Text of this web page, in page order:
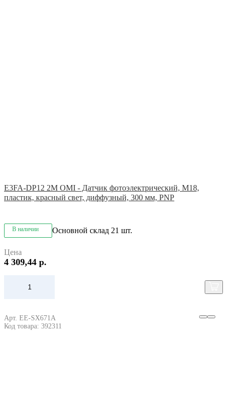
E3FA-DP12 2M OMI - Датчик фотоэлектрический, M18,
пластик, красный свет, диффузный, 300 мм, PNP
В наличии Основной склад 21 шт.
Цена
4 309,44 р.
Арт. EE-SX671A
Код товара: 392311